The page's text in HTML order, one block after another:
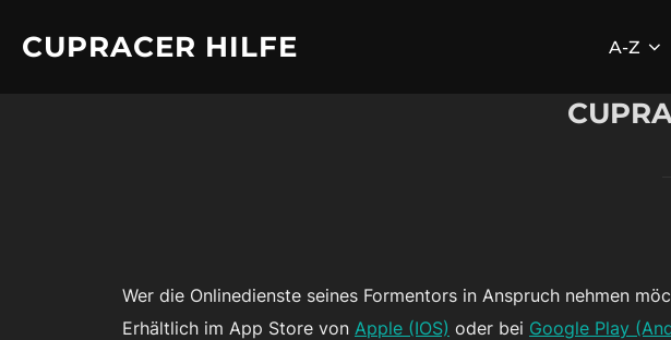
InhaltCUPRACER HILFE A-Z
Wer die Onlinedienste seines Formentors in Anspruch nehmen
Erhältlich im App Store von Apple (IOS) oder bei Google Play